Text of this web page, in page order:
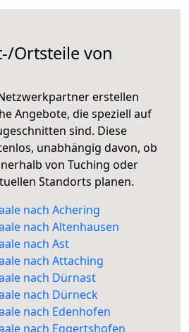
Ortsteile von
erstellen
Angebote, die speziell auf
sind. Diese
unabhängig davon, ob
von Tuching oder
Standorts planen.
nach Achering
nach Altenhausen
nach Ast
nach Attaching
nach Dürnast
nach Dürneck
nach Edenhofen
nach Eggertshofen